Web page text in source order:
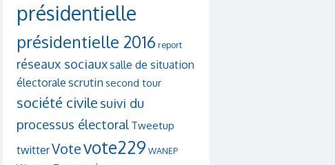
présidentielle
présidentielle 2016 report
réseaux sociauxsalle de situation
électorale scrutinsecond tour
société civile suivi du
processus électoral Tweetup
twitterVotevote229 WANEP